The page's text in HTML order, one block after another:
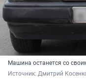
Машина останется со
Источник: Дмитрий